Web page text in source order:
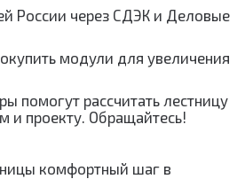
России через СДЭК и Деловые
модули для увеличения
помогут рассчитать лестницу
и проекту. Обращайтесь!
комфортный шаг в